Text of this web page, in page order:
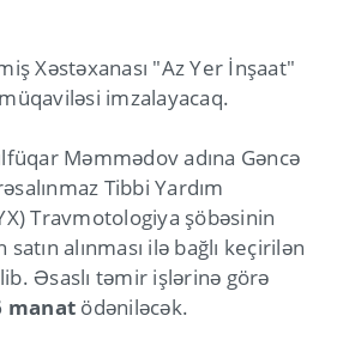
Xəstəxanası "Az Yer İnşaat"
imzalayacaq.
Məmmədov adına Gəncə
Tibbi Yardım
Travmotologiya şöbəsinin
alınması ilə bağlı keçirilən
Əsaslı təmir işlərinə görə
manat ödəniləcək.